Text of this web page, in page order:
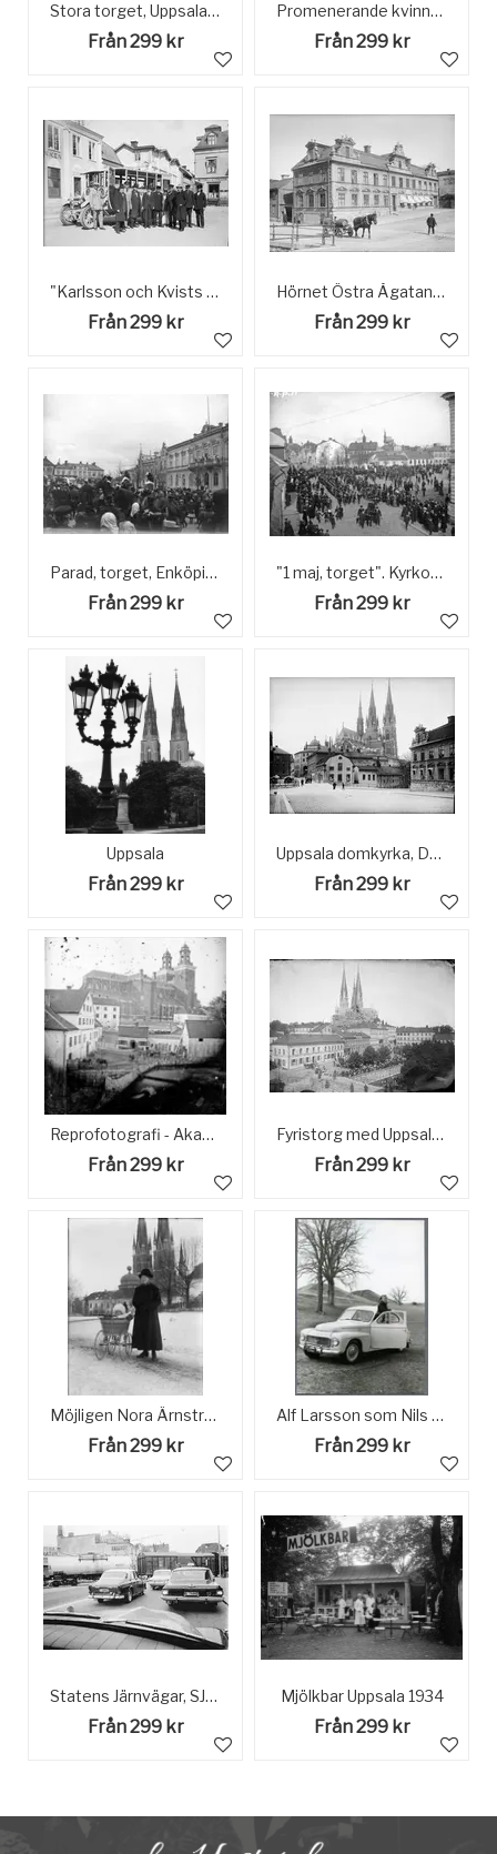
Stora torget, Uppsala, före 1904
Från 299 kr
Promenerande kvinnor, Fyris torg, Uppsala 1902
Från 299 kr
"Karlsson och Kvists buss på Östhammars torg", Östhammar, Uppland 1922
Från 299 kr
Hörnet Östra Ågatan - Gamla torget från söder, med Theatrum Oeconomicum, Uppsala 1901 - 1902
Från 299 kr
Parad, torget, Enköping, sett från Kyrkogatan
Från 299 kr
"1 maj, torget". Kyrkogatan/Torget, Enköping, sett från väster.
Från 299 kr
Uppsala
Från 299 kr
Uppsala domkyrka, Domtrapphuset och kvarteret Holmen, Fjärdingen, Uppsala 1901 - 1902
Från 299 kr
Reprofotografi - Akademikvarnen och Uppsala domkyrka före den Zettervallska renoveringen, Uppsala
Från 299 kr
Fyristorg med Uppsala domkyrka i bakgrunden, Fjärdingen, Uppsala juli 1890
Från 299 kr
Möjligen Nora Ärnström med barn i barnvagn framför Gustavianum och Uppsala domkyrka, Uppsala
Från 299 kr
Alf Larsson som Nils Holgersson framför de tre kungshögarna i Uppsala.
Från 299 kr
Statens Järnvägar, SJ Gbs godsvagn. Uppsalatrafik
Från 299 kr
Mjölkbar Uppsala 1934
Från 299 kr